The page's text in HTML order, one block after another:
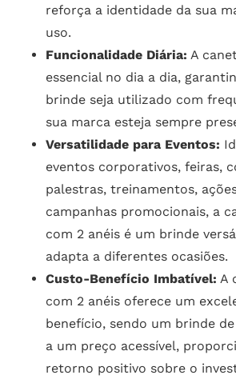
reforça a identidade da sua
uso.
Funcionalidade Diária: A
essencial no dia a dia,
brinde seja utilizado com
sua marca esteja sempre
Versatilidade para Eventos:
eventos corporativos, feiras,
palestras, treinamentos,
campanhas promocionais, a
com 2 anéis é um brinde
adapta a diferentes ocasiões.
Custo-Benefício Imbatível: A
com 2 anéis oferece um
benefício, sendo um brinde
a um preço acessível,
retorno positivo sobre o